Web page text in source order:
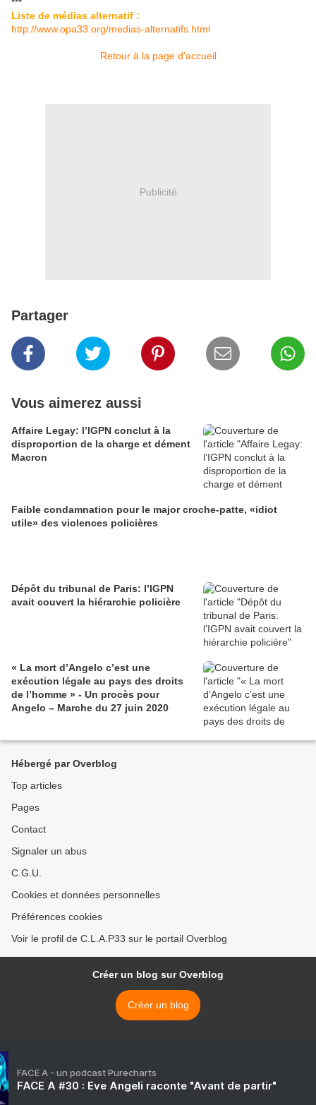
Liste de médias alternatif :
http://www.opa33.org/medias-alternatifs.html
Retour à la page d'accueil
Publicité
Partager
Vous aimerez aussi
Affaire Legay: l’IGPN conclut à la
disproportion de la charge et dément
Macron
Faible condamnation pour le major croche-patte, «idiot
utile» des violences policières
Dépôt du tribunal de Paris: l’IGPN
avait couvert la hiérarchie policière
« La mort d’Angelo c’est une
exécution légale au pays des droits
de l’homme » - Un procès pour
Angelo – Marche du 27 juin 2020
Hébergé par Overblog
Top articles
Pages
Contact
Signaler un abus
C.G.U.
Cookies et données personnelles
Préférences cookies
Voir le profil de C.L.A.P33 sur le portail Overblog
Créer un blog sur Overblog
Créer un blog
FACE A - un podcast Purecharts
FACE A #30 : Eve Angeli raconte "Avant de partir"